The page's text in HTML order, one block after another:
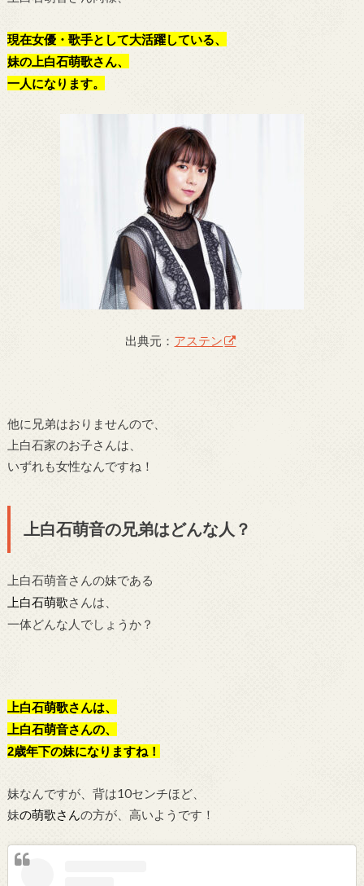
現在女優・歌手として大活躍している、
妹の上白石萌歌さん、
一人になります。
出典元： アステン
他に兄弟はおりませんので、
上白石家のお子さんは、
いずれも女性なんですね！
上白石萌音の兄弟はどんな人？
上白石萌音さんの妹である
上白石萌歌さんは、
一体どんな人でしょうか？
上白石萌歌さんは、
上白石萌音さんの、
2歳年下の妹になりますね！
妹なんですが、背は10センチほど、
妹の萌歌さんの方が、高いようです！